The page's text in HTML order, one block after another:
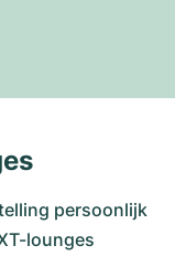
persoonlijk
lounges